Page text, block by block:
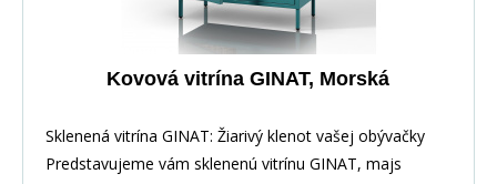
Kovová vitrína GINAT, Morská
Sklenená vitrína GINAT: Žiarivý klenot vašej obývačky
Predstavujeme vám sklenenú vitrínu GINAT, majs